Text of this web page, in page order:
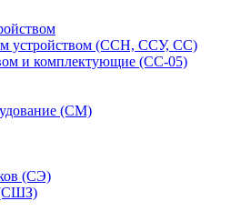
устройством (ССН, ССУ, СС)
и комплектующие (СС-05)
(СМ)
(СЭ)
(СШЗ)